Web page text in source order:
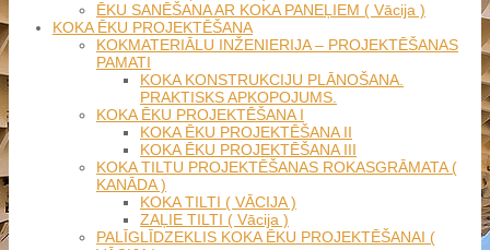
ĒKU SANĒŠANA AR KOKA PANEĻIEM ( Vācija )
KOKA ĒKU PROJEKTĒŠANA
KOKMATERIĀLU INŽENIERIJA – PROJEKTĒŠANAS
PAMATI
KOKA KONSTRUKCIJU PLĀNOŠANA.
PRAKTISKS APKOPOJUMS.
KOKA ĒKU PROJEKTĒŠANA I
KOKA ĒKU PROJEKTĒŠANA II
KOKA ĒKU PROJEKTĒŠANA III
KOKA TILTU PROJEKTĒŠANAS ROKASGRĀMATA (
KANĀDA )
KOKA TILTI ( VĀCIJA )
ZAĻIE TILTI ( Vācija )
PALĪGLĪDZEKLIS KOKA ĒKU PROJEKTĒŠANAI (